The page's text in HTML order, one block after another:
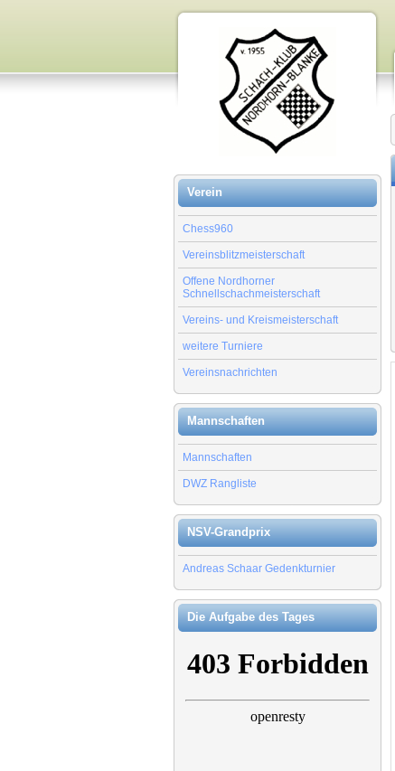
Verein
Chess960
Vereinsblitzmeisterschaft
Offene Nordhorner
Schnellschachmeisterschaft
Vereins- und Kreismeisterschaft
weitere Turniere
Vereinsnachrichten
Mannschaften
Mannschaften
DWZ Rangliste
NSV-Grandprix
Andreas Schaar Gedenkturnier
Die Aufgabe des Tages